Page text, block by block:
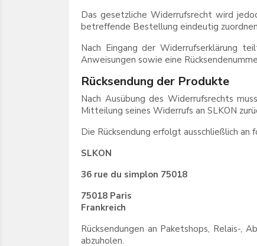
Das gesetzliche Widerrufsrecht wird
betreffende Bestellung eindeutig
Nach Eingang der Widerrufserklärung
Anweisungen sowie eine
Rücksendung der Produkte
Nach Ausübung des Widerrufsrechts
Mitteilung seines Widerrufs an SLKON
Die Rücksendung erfolgt ausschließlich an
SLKON
36 rue du simplon 75018
75018 Paris
Frankreich
Rücksendungen an Paketshops, Relais-,
abzuholen.